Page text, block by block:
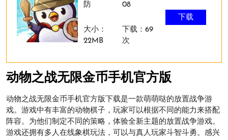
防
大小：
22MB
08
下载：69
次
下载
动物之战无限金币手机官方版
动物之战无限金币手机官方版下载是一款萌萌哒的放置战争游
戏。游戏中有丰富的动物棋子，玩家可以根据不同的能力来搭配
阵容。为他们制定不同的策略，体验全新主题的放置战争游戏。
游戏还拥有多人在线象棋玩法，可以与真人玩家斗智斗勇。感兴